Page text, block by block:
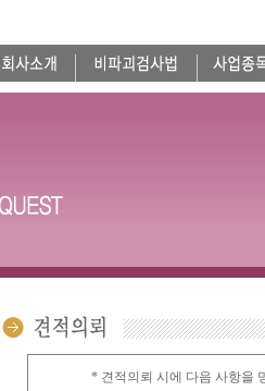
* 견적의뢰 시에 다음 사항을